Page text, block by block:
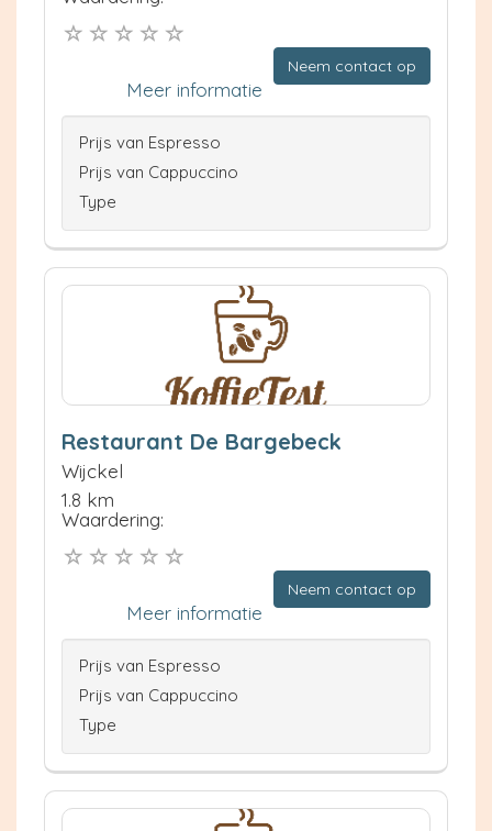
Neem contact op
Meer informatie
Prijs van Espresso
Prijs van Cappuccino
Type
Restaurant De Bargebeck
Wijckel
1.8 km
Waardering:
Neem contact op
Meer informatie
Prijs van Espresso
Prijs van Cappuccino
Type